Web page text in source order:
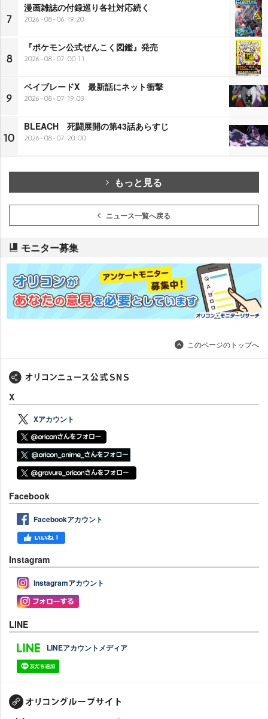
7
漫画雑誌の付録巡り各社対応続く
2026-08-06 19:20
8
『ポケモン公式ぜんこく図鑑』発売
2026-08-07 00:11
9
ベイブレードX 最新話にネット衝撃
2026-08-07 19:03
10
BLEACH 死闘展開の第43話あらすじ
2026-08-07 20:00
もっと見る
ニュース一覧へ戻る
モニター募集
このページのトップへ
X
Xアカウント
Facebook
Facebookアカウント
Instagram
Instagramアカウント
LINE
LINEアカウントメディア